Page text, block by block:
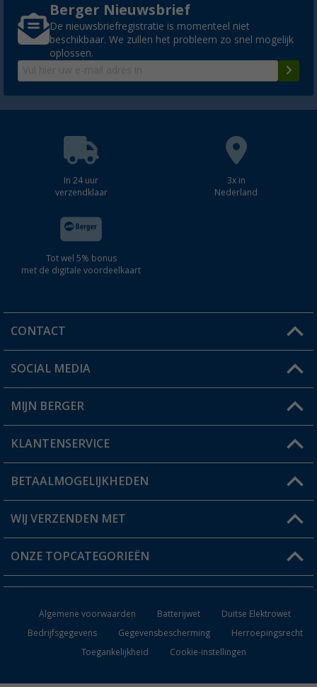
Berger Nieuwsbrief
De nieuwsbriefregistratie is momenteel niet
beschikbaar. We zullen het probleem zo snel mogelijk
oplossen.
In 24 uur
verzendklaar
3x in
Nederland
Tot wel 5% bonus
met de digitale voordeelkaart
CONTACT
Een vraag?
Winkel vinden
SOCIAL MEDIA
MIJN BERGER
Mijn account
Status bestelling
Verlanglijstje
KLANTENSERVICE
FAQ & Contact
Verzendinformatie
Catalogus
BETAALMOGELIJKHEDEN
WIJ VERZENDEN MET
ONZE TOPCATEGORIEËN
Campingmeubilair
Algemene voorwaarden Batterijwet
Duitse Elektrowet
Bedrijfsgegevens
Gegevensbescherming
Herroepingsrecht
Toegankelijkheid
Cookie-instellingen